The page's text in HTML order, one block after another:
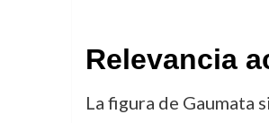
Relevancia
La figura de Gaumata